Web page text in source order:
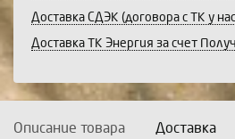
Доставка СДЭК (договора с ТК у
Доставка ТК Энергия за счет
Описание товара Доставка